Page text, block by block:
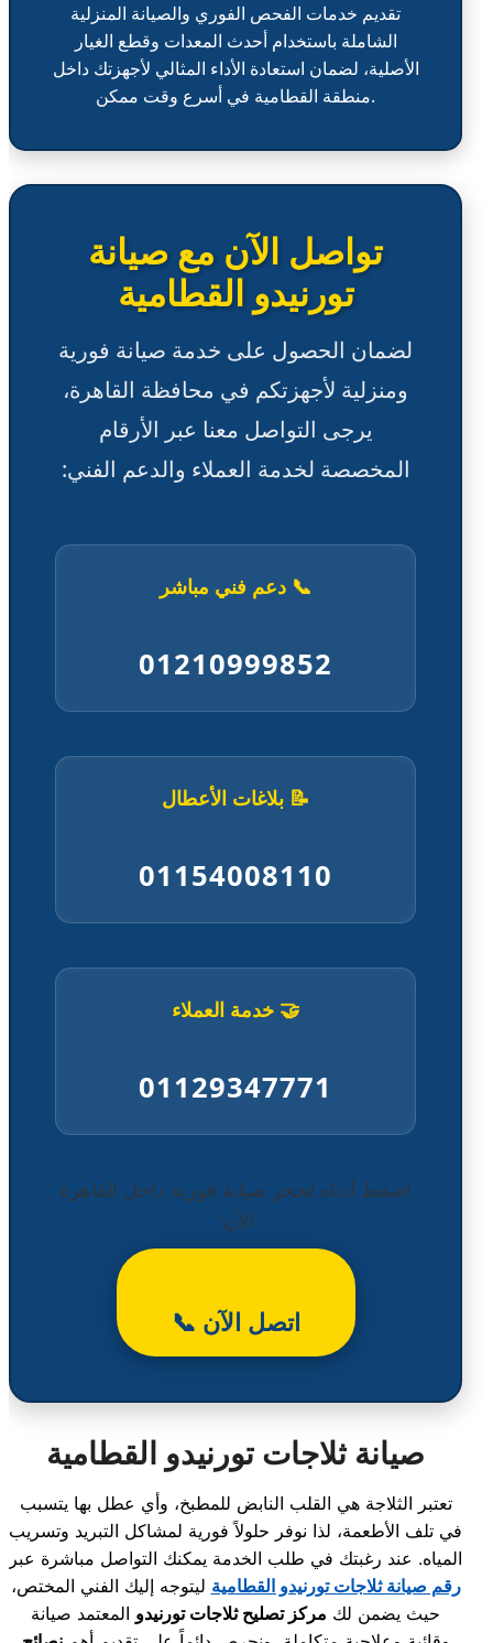
تقديم خدمات الفحص الفوري والصيانة المنزلية
الشاملة باستخدام أحدث المعدات وقطع الغيار
الأصلية، لضمان استعادة الأداء المثالي لأجهزتك داخل
منطقة القطامية في أسرع وقت ممكن.
تواصل الآن مع صيانة
تورنيدو القطامية
لضمان الحصول على خدمة صيانة فورية
ومنزلية لأجهزتكم في محافظة القاهرة،
يرجى التواصل معنا عبر الأرقام
المخصصة لخدمة العملاء والدعم الفني:
📞 دعم فني مباشر
01210999852
📝 بلاغات الأعطال
01154008110
🤝 خدمة العملاء
01129347771
اضغط أدناه لحجز صيانة فورية داخل القاهرة
الآن:
اتصل الآن 📞
صيانة ثلاجات تورنيدو القطامية
تعتبر الثلاجة هي القلب النابض للمطبخ، وأي عطل بها يتسبب
في تلف الأطعمة، لذا نوفر حلولاً فورية لمشاكل التبريد وتسريب
المياه. عند رغبتك في طلب الخدمة يمكنك التواصل مباشرة عبر
رقم صيانة ثلاجات تورنيدو القطامية ليتوجه إليك الفني المختص،
حيث يضمن لك مركز تصليح ثلاجات تورنيدو المعتمد صيانة